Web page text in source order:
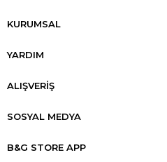
KURUMSAL
YARDIM
ALIŞVERİŞ
SOSYAL MEDYA
B&G STORE APP